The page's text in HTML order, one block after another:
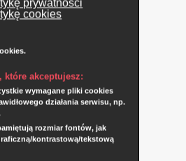
prywatności
cookies
które akceptujesz:
wymagane pliki cookies
działania serwisu, np.
rozmiar fontów, jak
kontrastową/tekstową